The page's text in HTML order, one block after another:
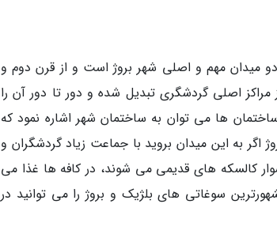
میدان مهم و اصلی شهر بروژ است و از قرن دوم و
اصلی گردشگری تبدیل شده و دور تا دور آن را
ها می توان به ساختمان شهر اشاره نمود که
به این میدان بروید با جماعت زیاد گردشگران و
کالسکه های قدیمی می شوند، در کافه ها غذا می
سوغاتی های بلژیک و بروژ را می توانید در